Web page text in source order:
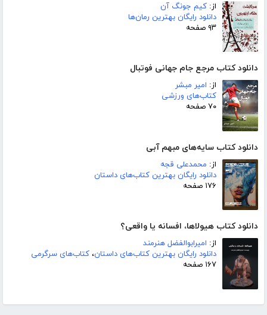
از: کیم جونگ آن
دانلود رایگان بهترین رمان‌ها
۹۳ صفحه
دانلود کتاب مرجع جام جهانی فوتبال
از: امیر مبشر
کتاب‌های ورزشی
۷۰ صفحه
دانلود کتاب سایه‌های مبهم آبی
از: محمدعلی قجه
دانلود رایگان بهترین کتاب‌های داستان
۱۷۶ صفحه
دانلود کتاب هیولاها، افسانه یا واقعی؟
از: امیرابوالفضل هنرمند
دانلود رایگان بهترین کتاب‌های داستان، کتاب‌های سرگرمی
۱۶۷ صفحه